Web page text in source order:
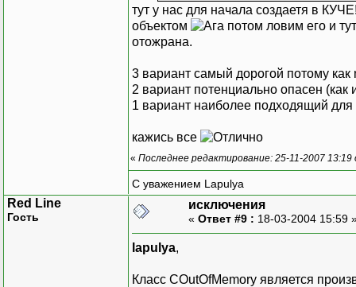
тут у нас для начала создаетя в
объектом
потом ловим его и
отожрана.
3 вариант самый дорогой потому
2 вариант потенциально опасен
1 вариант наиболее подходящий для
кажись все
« Последнее редактирование: 25-11-2007 13:19
С уважением Lapulya
Red Line
Гость
исключения
« Ответ #9 : 18-03-2004 15:59
lapulya,
Класс COutOfMemory является